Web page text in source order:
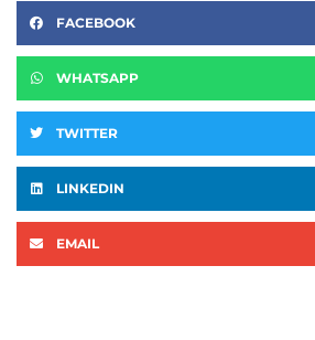
FACEBOOK
WHATSAPP
TWITTER
LINKEDIN
EMAIL